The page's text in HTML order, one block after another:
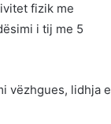
fizik me
i tij me 5
vëzhgues, lidhja e